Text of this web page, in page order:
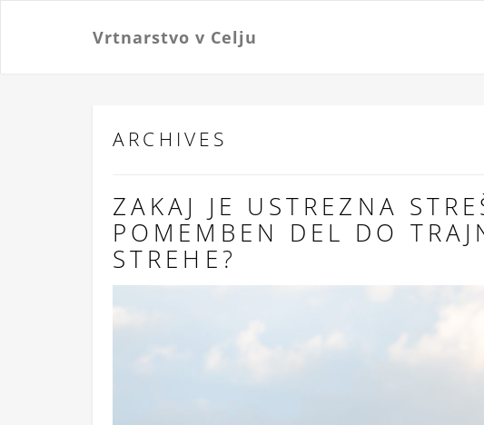
Vrtnarstvo v Celju
ARCHIVES
ZAKAJ JE USTREZNA
POMEMBEN DEL DO
STREHE?